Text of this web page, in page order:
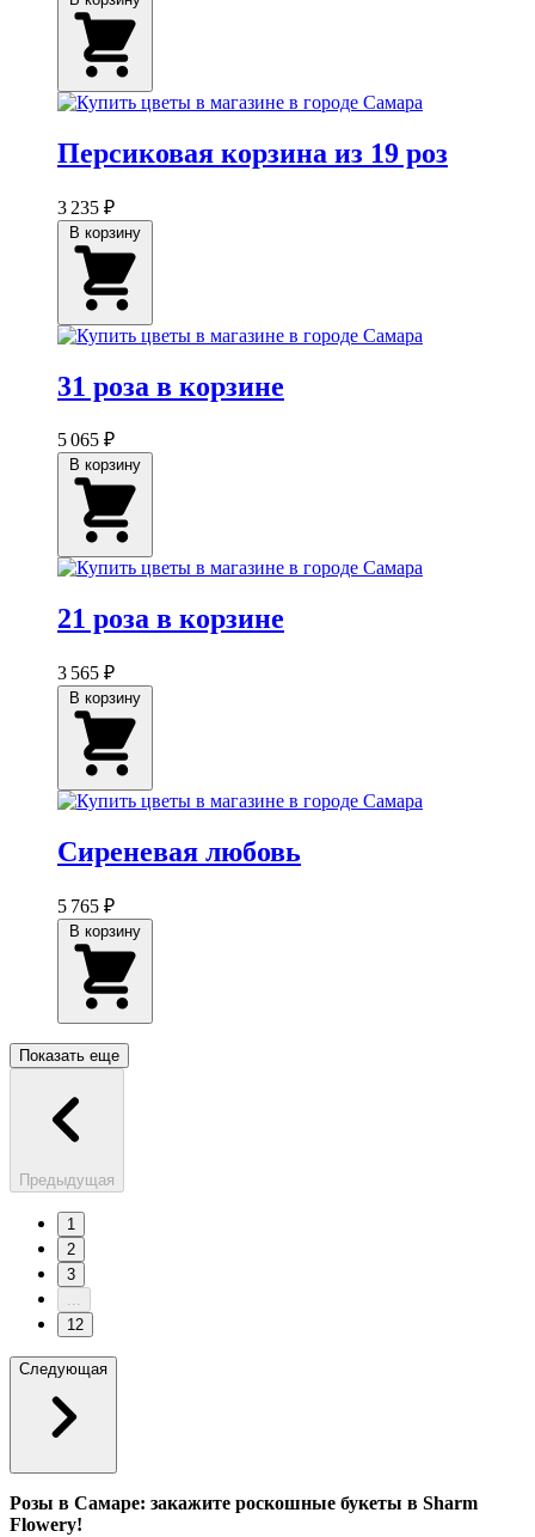
Персиковая корзина из 19 роз
3 235 ₽
31 роза в корзине
5 065 ₽
21 роза в корзине
3 565 ₽
Сиреневая любовь
5 765 ₽
Показать еще
Предыдущая
1
2
3
...
12
Следующая
Розы в Самаре: закажите роскошные букеты в Sharm
Flowery!